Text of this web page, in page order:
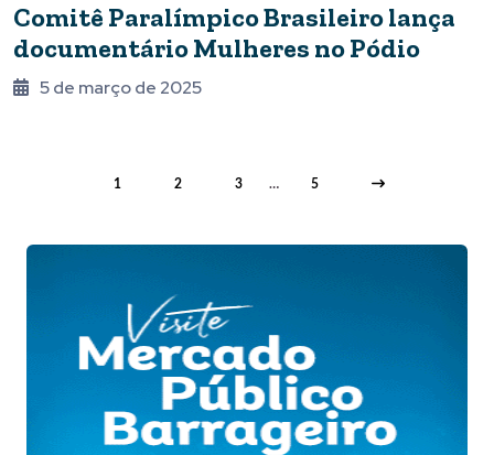
Comitê Paralímpico Brasileiro lança
documentário Mulheres no Pódio
5 de março de 2025
1 2 3 … 5